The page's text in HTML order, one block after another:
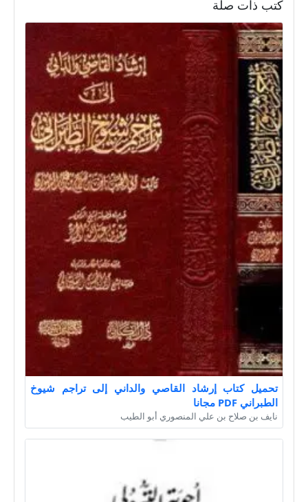
كتب ذات صلة
تحميل كتاب إرشاد القاصي والداني إلى تراجم شيوخ
الطبراني PDF مجانا
نايف بن صلاح بن علي المنصوري أبو الطيب